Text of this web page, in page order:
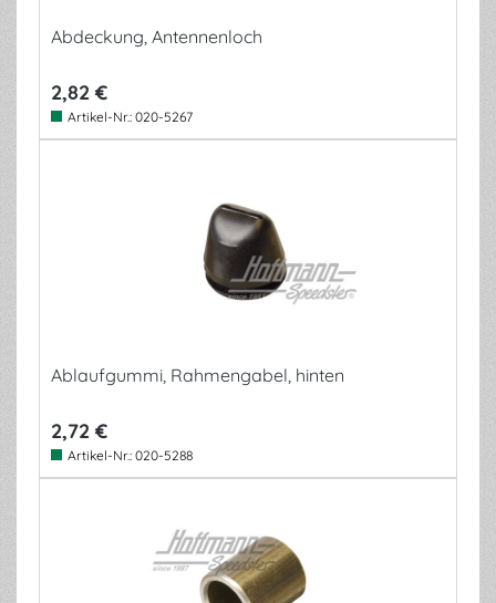
Abdeckung, Antennenloch
2,82 €
Artikel-Nr.: 020-5267
Ablaufgummi, Rahmengabel, hinten
2,72 €
Artikel-Nr.: 020-5288